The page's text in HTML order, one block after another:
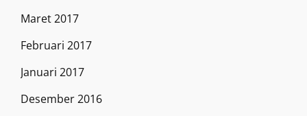
Maret 2017
Februari 2017
Januari 2017
Desember 2016